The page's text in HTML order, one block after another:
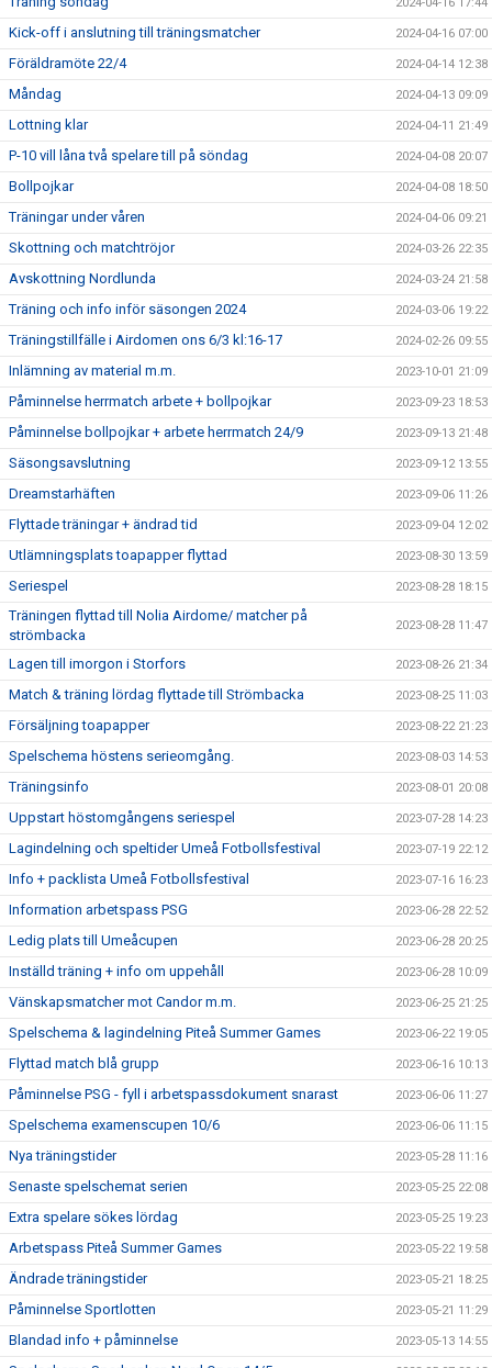
Kick-off i anslutning till träningsmatcher 2024-04-16 07:00
Föräldramöte 22/4 2024-04-14 12:38
Måndag 2024-04-13 09:09
Lottning klar 2024-04-11 21:49
P-10 vill låna två spelare till på söndag 2024-04-08 20:07
Bollpojkar 2024-04-08 18:50
Träningar under våren 2024-04-06 09:21
Skottning och matchtröjor 2024-03-26 22:35
Avskottning Nordlunda 2024-03-24 21:58
Träning och info inför säsongen 2024 2024-03-06 19:22
Träningstillfälle i Airdomen ons 6/3 kl:16-17 2024-02-26 09:55
Inlämning av material m.m. 2023-10-01 21:09
Påminnelse herrmatch arbete + bollpojkar 2023-09-23 18:53
Påminnelse bollpojkar + arbete herrmatch 24/9 2023-09-13 21:48
Säsongsavslutning 2023-09-12 13:55
Dreamstarhäften 2023-09-06 11:26
Flyttade träningar + ändrad tid 2023-09-04 12:02
Utlämningsplats toapapper flyttad 2023-08-30 13:59
Seriespel 2023-08-28 18:15
Träningen flyttad till Nolia Airdome/ matcher på
strömbacka
2023-08-28 11:47
Lagen till imorgon i Storfors 2023-08-26 21:34
Match & träning lördag flyttade till Strömbacka 2023-08-25 11:03
Försäljning toapapper 2023-08-22 21:23
Spelschema höstens serieomgång. 2023-08-03 14:53
Träningsinfo 2023-08-01 20:08
Uppstart höstomgångens seriespel 2023-07-28 14:23
Lagindelning och speltider Umeå Fotbollsfestival 2023-07-19 22:12
Info + packlista Umeå Fotbollsfestival 2023-07-16 16:23
Information arbetspass PSG 2023-06-28 22:52
Ledig plats till Umeåcupen 2023-06-28 20:25
Inställd träning + info om uppehåll 2023-06-28 10:09
Vänskapsmatcher mot Candor m.m. 2023-06-25 21:25
Spelschema & lagindelning Piteå Summer Games 2023-06-22 19:05
Flyttad match blå grupp 2023-06-16 10:13
Påminnelse PSG - fyll i arbetspassdokument snarast 2023-06-06 11:27
Spelschema examenscupen 10/6 2023-06-06 11:15
Nya träningstider 2023-05-28 11:16
Senaste spelschemat serien 2023-05-25 22:08
Extra spelare sökes lördag 2023-05-25 19:23
Arbetspass Piteå Summer Games 2023-05-22 19:58
Ändrade träningstider 2023-05-21 18:25
Påminnelse Sportlotten 2023-05-21 11:29
Blandad info + påminnelse 2023-05-13 14:55